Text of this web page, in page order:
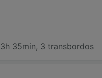
3h 35min, 3 transbordos